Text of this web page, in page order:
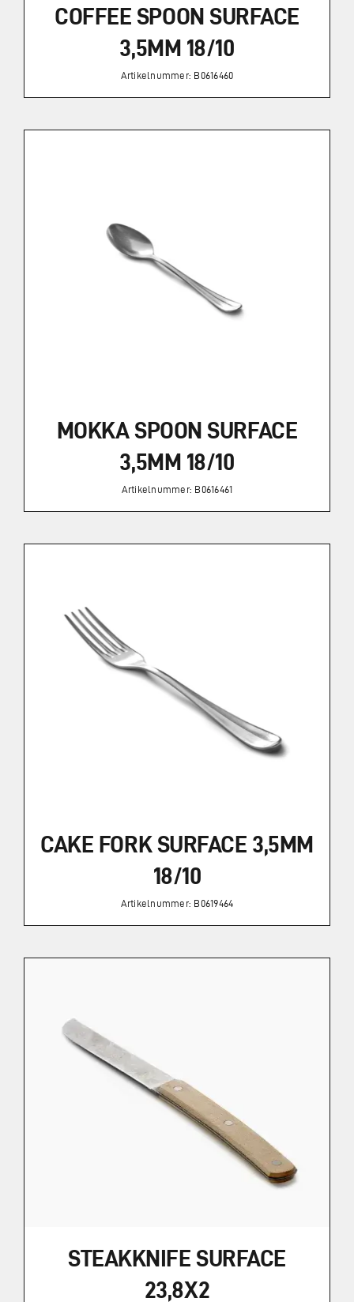
COFFEE SPOON SURFACE
3,5MM 18/10
Artikelnummer: B0616460
MOKKA SPOON SURFACE
3,5MM 18/10
Artikelnummer: B0616461
CAKE FORK SURFACE 3,5MM
18/10
Artikelnummer: B0619464
STEAKKNIFE SURFACE
23,8X2